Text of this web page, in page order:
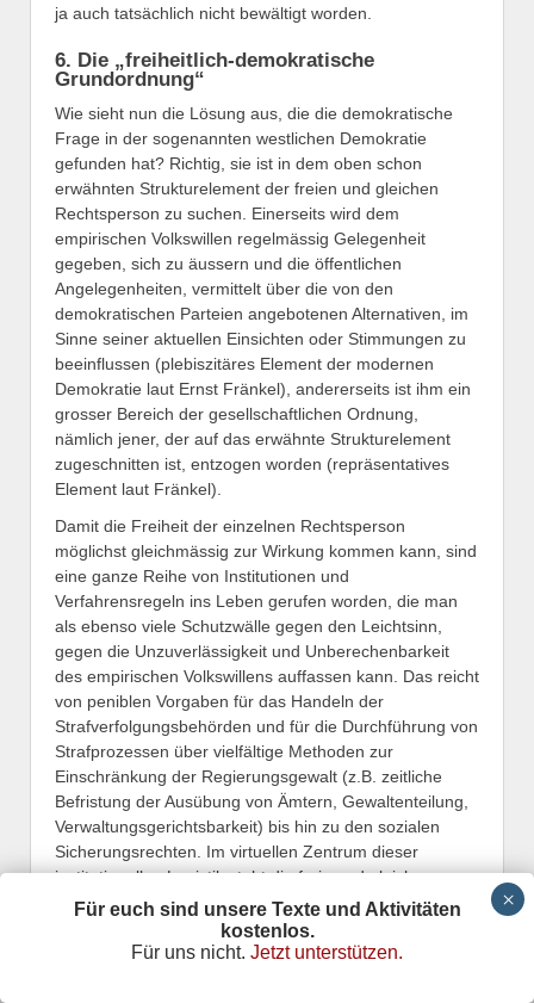
ja auch tatsächlich nicht bewältigt worden.
6. Die „freiheitlich-demokratische
Grundordnung“
Wie sieht nun die Lösung aus, die die demokratische
Frage in der sogenannten westlichen Demokratie
gefunden hat? Richtig, sie ist in dem oben schon
erwähnten Strukturelement der freien und gleichen
Rechtsperson zu suchen. Einerseits wird dem
empirischen Volkswillen regelmässig Gelegenheit
gegeben, sich zu äussern und die öffentlichen
Angelegenheiten, vermittelt über die von den
demokratischen Parteien angebotenen Alternativen, im
Sinne seiner aktuellen Einsichten oder Stimmungen zu
beeinflussen (plebiszitäres Element der modernen
Demokratie laut Ernst Fränkel), andererseits ist ihm ein
grosser Bereich der gesellschaftlichen Ordnung,
nämlich jener, der auf das erwähnte Strukturelement
zugeschnitten ist, entzogen worden (repräsentatives
Element laut Fränkel).
Damit die Freiheit der einzelnen Rechtsperson
möglichst gleichmässig zur Wirkung kommen kann, sind
eine ganze Reihe von Institutionen und
Verfahrensregeln ins Leben gerufen worden, die man
als ebenso viele Schutzwälle gegen den Leichtsinn,
gegen die Unzuverlässigkeit und Unberechenbarkeit
des empirischen Volkswillens auffassen kann. Das reicht
von peniblen Vorgaben für das Handeln der
Strafverfolgungsbehörden und für die Durchführung von
Strafprozessen über vielfältige Methoden zur
Einschränkung der Regierungsgewalt (z.B. zeitliche
Befristung der Ausübung von Ämtern, Gewaltenteilung,
Verwaltungsgerichtsbarkeit) bis hin zu den sozialen
Sicherungsrechten. Im virtuellen Zentrum dieser
institutionellen Logistik steht die freie und gleiche
Rechtsperson, die in nahezu allen Verfassungen der
Welt als diejenige Kategorie Mensch auftritt, der
gewissermassen von Natur aus gewisse
Für euch sind unsere Texte und Aktivitäten
kostenlos.
Für uns nicht. Jetzt unterstützen.